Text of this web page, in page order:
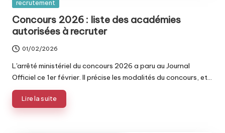
Posted
recrutement
Concours 2026 : liste des académies
autorisées à recruter
01/02/2026
L'arrêté ministériel du concours 2026 a paru au Journal
Officiel ce 1er février. Il précise les modalités du concours, et…
Lire la suite